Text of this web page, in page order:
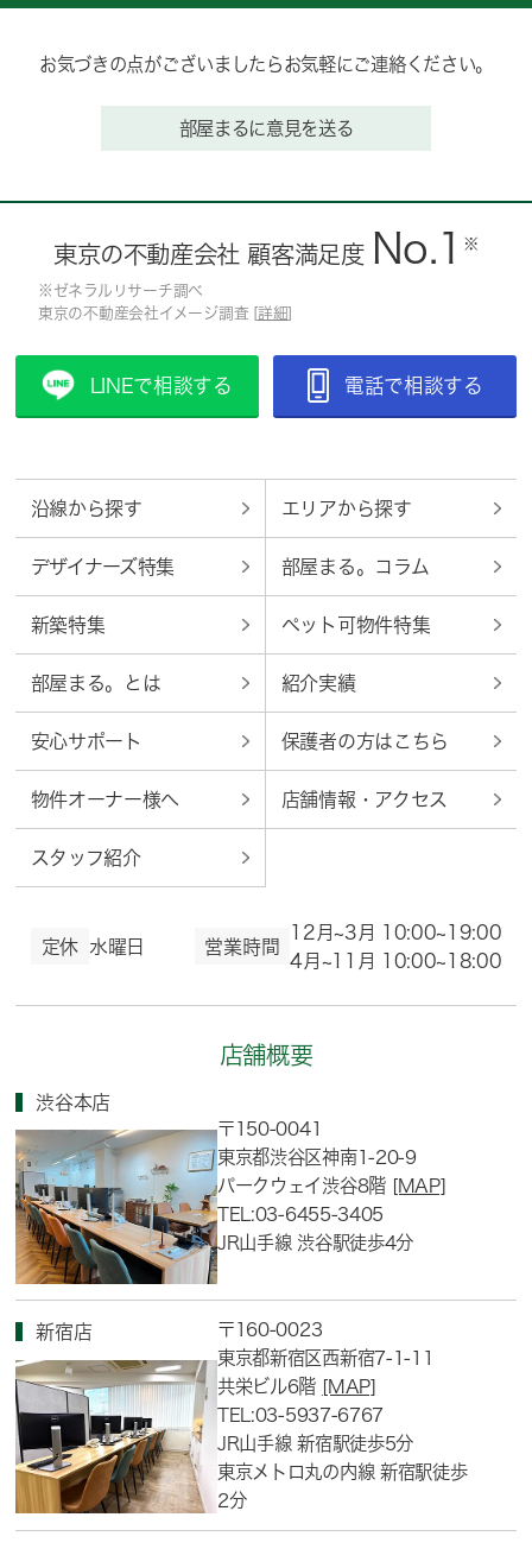
お気づきの点がございましたらお気軽にご連絡ください。
部屋まるに意見を送る
東京の不動産会社 顧客満足度 No.1 ※
※ゼネラルリサーチ調べ
東京の不動産会社イメージ調査 [ 詳細
LINEで相談する 電話で相談する
沿線から探す エリアから探す
デザイナーズ特集 部屋まる。コラム
新築特集 ペット可物件特集
部屋まる。とは 紹介実績
安心サポート 保護者の方はこちら
物件オーナー様へ 店舗情報・アクセス
スタッフ紹介
定休 水曜日 営業時間
12月~3月 10:00~19:00
4月~11月 10:00~18:00
店舗概要
渋谷本店
〒150-0041
東京都渋谷区神南1-20-9
パークウェイ渋谷8階 [MAP]
TEL:03-6455-3405
JR山手線 渋谷駅徒歩4分
新宿店
〒160-0023
東京都新宿区西新宿7-1-11
共栄ビル6階 [MAP]
TEL:03-5937-6767
JR山手線 新宿駅徒歩5分
東京メトロ丸の内線 新宿駅徒歩
2分